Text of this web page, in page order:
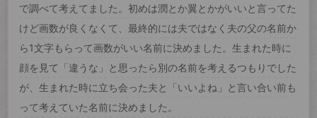
で調べて考えてました。初めは潤とか翼とかがいいと言ってた
けど画数が良くなくて、最終的には夫ではなく夫の父の名前か
ら1文字もらって画数がいい名前に決めました。生まれた時に
顔を見て「違うな」と思ったら別の名前を考えるつもりでした
が、生まれた時に立ち会った夫と「いいよね」と言い合い前も
って考えていた名前に決めました。